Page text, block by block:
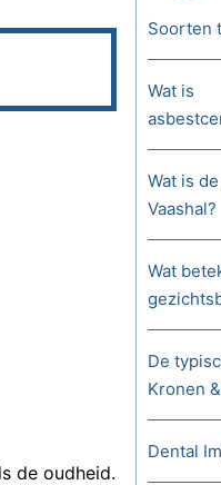
de oudheid.
Soorten
Wat is
Wat is
Vaashal?
Wat
De
Kronen
Dental